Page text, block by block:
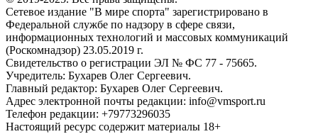
Сетевое издание "В мире спорта" зарегистрировано в
Федеральной службе по надзору в сфере связи,
информационных технологий и массовых коммуникаций
(Роскомнадзор) 23.05.2019 г.
Свидетельство о регистрации ЭЛ № ФС 77 - 75665.
Учредитель: Бухарев Олег Сергеевич.
Главный редактор: Бухарев Олег Сергеевич.
Адрес электронной почты редакции: info@vmsport.ru
Телефон редакции: +79773296035
Настоящий ресурс содержит материалы 18+